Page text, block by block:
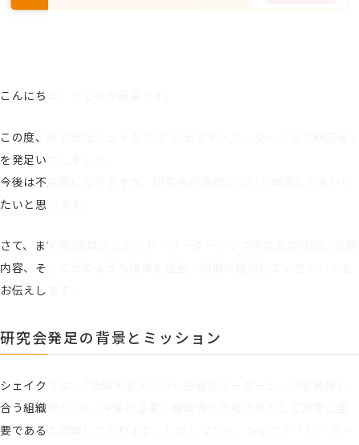
こんにちは、シェイク飯島です。
この度、株式会社シェイクでは「シェアド・リーダーシップ研究会」
を発足いたしました。
今後は不定期になりますが、研究会の活動について報告してまいり
たいと思います。
さて、まず第1回目はシェアド・リーダーシップ研究会の目的、活動
内容、そしてどのような価値を社会・組織に提供していきたいかを
お伝えします。
研究会発足の背景とミッション
シェイクでは、「所属するメンバー全員がリーダーシップを発揮し
合う組織作り」が、今後の企業・組織作りの考え方として非常に重
要であると認識しております。しかしながら、シェアド・リーダー